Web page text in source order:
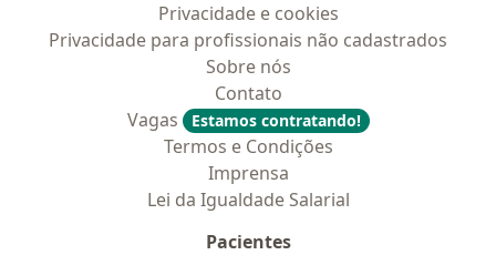
Privacidade e cookies
Privacidade para profissionais não cadastrados
Sobre nós
Contato
Vagas
Estamos contratando!
Termos e Condições
Imprensa
Lei da Igualdade Salarial
Pacientes